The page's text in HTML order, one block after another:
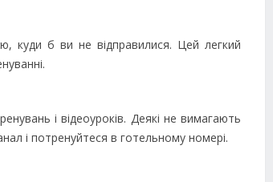
б ви не відправилися. Цей легкий
і відеоуроків. Деякі не вимагають
і потренуйтеся в готельному номері.